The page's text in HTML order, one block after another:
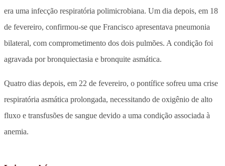
era uma infecção respiratória polimicrobiana. Um dia depois, em 18
de fevereiro, confirmou-se que Francisco apresentava pneumonia
bilateral, com comprometimento dos dois pulmões. A condição foi
agravada por bronquiectasia e bronquite asmática.
Quatro dias depois, em 22 de fevereiro, o pontífice sofreu uma crise
respiratória asmática prolongada, necessitando de oxigênio de alto
fluxo e transfusões de sangue devido a uma condição associada à
anemia.